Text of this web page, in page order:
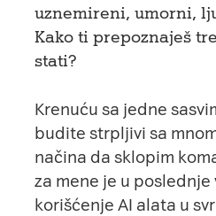
uznemireni, umorni,
Kako ti prepoznaješ
stati?
Krenuću sa jedne
budite strpljivi sa
načina da sklopim
za mene je u poslednje
korišćenje AI alata u